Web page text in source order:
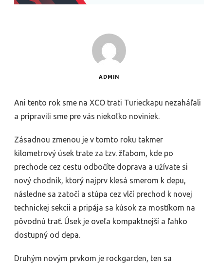
ADMIN
Ani tento rok sme na XCO trati Turieckapu nezaháľali
a pripravili sme pre vás niekoľko noviniek.
Zásadnou zmenou je v tomto roku takmer
kilometrový úsek trate za tzv. žľabom, kde po
prechode cez cestu odbočíte doprava a užívate si
nový chodník, ktorý najprv klesá smerom k depu,
následne sa zatočí a stúpa cez vlčí prechod k novej
technickej sekcii a pripája sa kúsok za mostíkom na
pôvodnú trať. Úsek je oveľa kompaktnejší a ľahko
dostupný od depa.
Druhým novým prvkom je rockgarden, ten sa